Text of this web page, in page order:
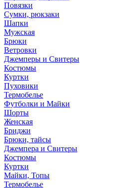
Повязки
Сумки, рюкзаки
Шапки
Мужская
Брюки
Ветровки
Джемперы и Свитеры
Костюмы
Куртки
Пуховики
Термобелье
Футболки и Майки
Шорты
Женская
Бриджи
Брюки, тайсы
Джемпера и Свитеры
Костюмы
Куртки
Майки, Топы
Термобелье